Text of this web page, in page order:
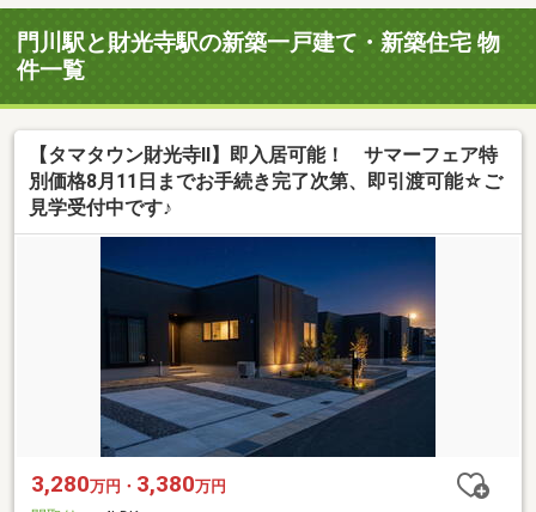
門川駅と財光寺駅の新築一戸建て・新築住宅 物
件一覧
【タマタウン財光寺II】即入居可能！ サマーフェア特
別価格8月11日までお手続き完了次第、即引渡可能☆ご
見学受付中です♪
3,280万円・ 3,380万円